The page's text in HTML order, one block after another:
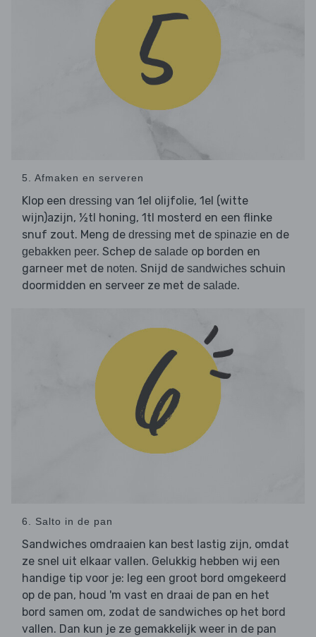
5. Afmaken en serveren
Klop een dressing van 1el olijfolie, 1el (witte
wijn)azijn, ½tl honing, 1tl mosterd en een flinke
snuf zout. Meng de dressing met de spinazie en de
gebakken peer. Schep de salade op borden en
garneer met de noten. Snijd de sandwiches schuin
doormidden en serveer ze met de salade.
6. Salto in de pan
Sandwiches omdraaien kan best lastig zijn, omdat
ze snel uit elkaar vallen. Gelukkig hebben wij een
handige tip voor je: leg een groot bord omgekeerd
op de pan, houd 'm vast en draai de pan en het
bord samen om, zodat de sandwiches op het bord
vallen. Dan kun je ze gemakkelijk weer in de pan